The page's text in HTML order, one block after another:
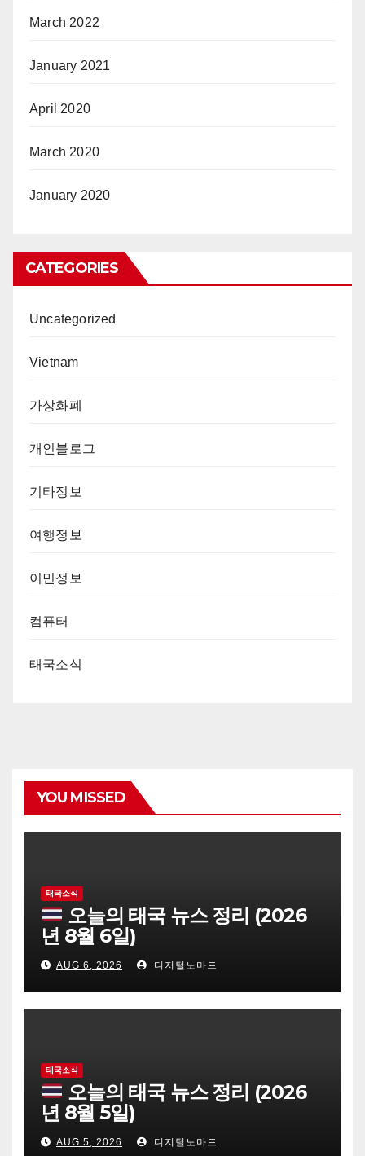
March 2022
January 2021
April 2020
March 2020
January 2020
CATEGORIES
Uncategorized
Vietnam
가상화폐
개인블로그
기타정보
여행정보
이민정보
컴퓨터
태국소식
YOU MISSED
태국소식
오늘의 태국 뉴스 정리 (2026
년 8월 6일)
AUG 6, 2026 디지털노마드
태국소식
오늘의 태국 뉴스 정리 (2026
년 8월 5일)
AUG 5, 2026 디지털노마드